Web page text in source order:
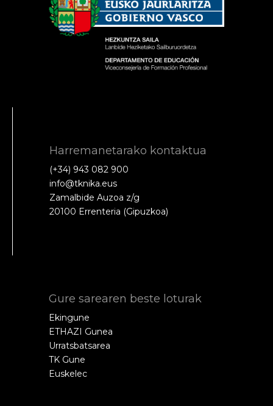
Harremanetarako kontaktua
(+34) 943 082 900
info@tknika.eus
Zamalbide Auzoa z/g
20100 Errenteria (Gipuzkoa)
Gure sarearen beste loturak
Ekingune
ETHAZI Gunea
Urratsbatsarea
TK Gune
Euskelec